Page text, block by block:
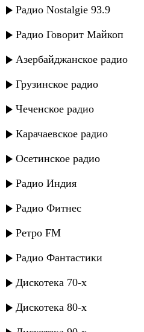
Радио Nostalgie 93.9
Радио Говорит Майкоп
Азербайджанское радио
Грузинское радио
Чеченское радио
Карачаевское радио
Осетинское радио
Радио Индия
Радио Фитнес
Ретро FM
Радио Фантастики
Дискотека 70-х
Дискотека 80-х
Шамиль Кашешов -
Шамиль Кашешов -
Сангин - Сети[28 минут назад]
Сангин - Сети[28 минут назад]
Олежка Каспер - За
Олежка Каспер - За
Рейсан Магомедкеримов
Бахтавар - Чтобы
Бахтавар - Чтобы
Ацамаз Дзотов - Кровь не
Ацамаз Дзотов - Кровь не
Бислан Суипов -